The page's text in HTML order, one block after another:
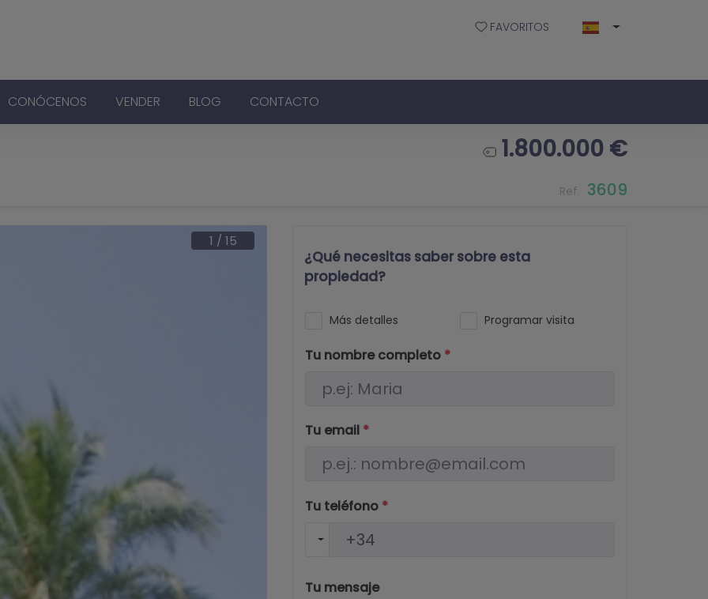
FAVORITOS
CONÓCENOS VENDER BLOG CONTACTO
1.800.000 €
Ref. 3609
1 / 15
¿Qué necesitas saber sobre esta
propiedad?
Más detalles Programar visita
Tu nombre completo *
Tu email *
Tu teléfono *
Tu mensaje